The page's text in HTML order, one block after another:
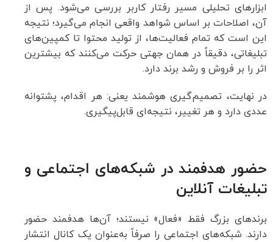
ابزارهای تحلیلی مسیر رفتار کاربر بررسی می‌شود. پس از
آن، اصلاحات بر اساس شواهد واقعی انجام می‌گیرد؛ نتیجه
این است که تمام فعالیت‌ها، از تولید محتوا تا کمپین‌های
تبلیغاتی، دقیقاً در همان جهتی حرکت می‌کنند که بیشترین
اثر را بر فروش و رشد برند دارد.
در نهایت، تصمیم‌گیری هوشمند یعنی: هر اقدام، پشتوانه
عددی دارد و هر تغییر، نتیجه‌ای قابل‌پیگیری.
حضور هدفمند در شبکه‌های اجتماعی و
تبلیغات آنلاین
برندهای بزرگ فقط «فعال» نیستند؛ آن‌ها هدفمند حضور
دارند. شبکه‌های اجتماعی را صرفاً به‌عنوان یک کانال انتشار